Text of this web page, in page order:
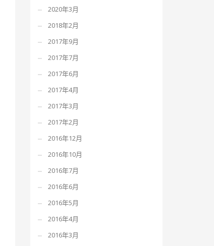
2020年3月
2018年2月
2017年9月
2017年7月
2017年6月
2017年4月
2017年3月
2017年2月
2016年12月
2016年10月
2016年7月
2016年6月
2016年5月
2016年4月
2016年3月